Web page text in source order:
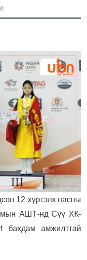
12 хүртэлх насны
АШТ-нд Сүү ХК-
амжилттай